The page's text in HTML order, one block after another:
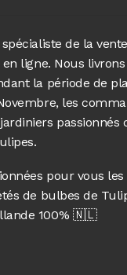
de la
ligne. Nous
la période de
les
passionnés
pour vous
de bulbes de
100% 🇳🇱